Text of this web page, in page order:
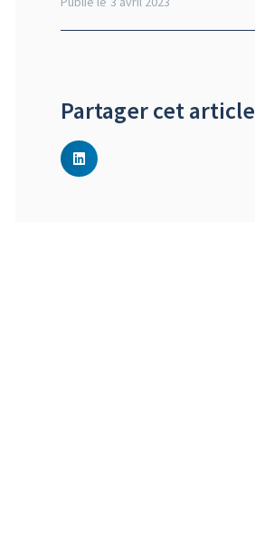
Partager cet article